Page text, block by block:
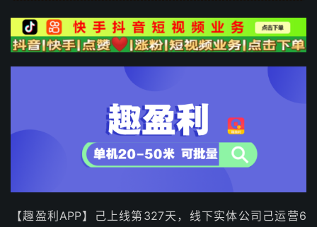
【趣盈利APP】己上线第327天，线下实体公司己运营6